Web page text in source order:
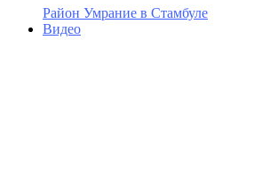
Район Умрание в Стамбуле
Видео